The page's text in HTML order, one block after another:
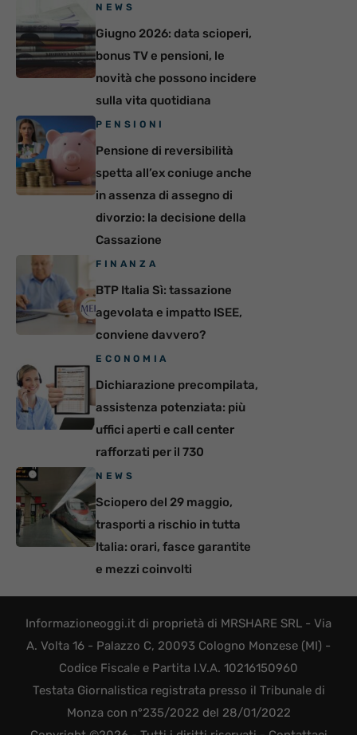
NEWS
Giugno 2026: data scioperi,
bonus TV e pensioni, le
novità che possono incidere
sulla vita quotidiana
PENSIONI
Pensione di reversibilità
spetta all’ex coniuge anche
in assenza di assegno di
divorzio: la decisione della
Cassazione
FINANZA
BTP Italia Sì: tassazione
agevolata e impatto ISEE,
conviene davvero?
ECONOMIA
Dichiarazione precompilata,
assistenza potenziata: più
uffici aperti e call center
rafforzati per il 730
NEWS
Sciopero del 29 maggio,
trasporti a rischio in tutta
Italia: orari, fasce garantite
e mezzi coinvolti
Informazioneoggi.it di proprietà di MRSHARE SRL - Via
A. Volta 16 - Palazzo C, 20093 Cologno Monzese (MI) -
Codice Fiscale e Partita I.V.A. 10216150960
Testata Giornalistica registrata presso il Tribunale di
Monza con n°235/2022 del 28/01/2022